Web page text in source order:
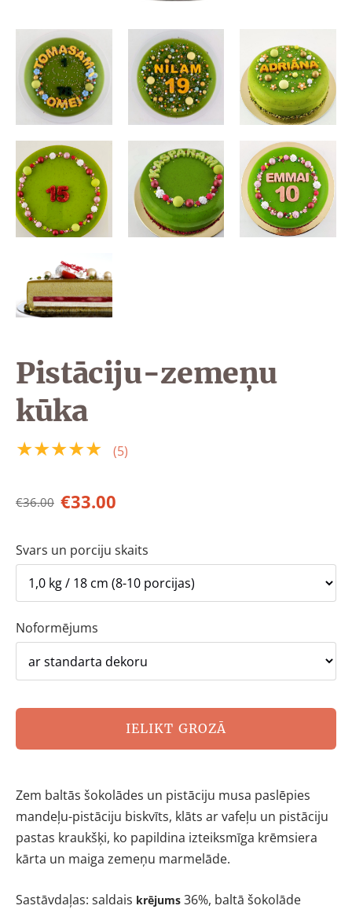
Pistāciju-zemeņu
kūka
★★★★★ (5)
€36.00 €33.00
Svars un porciju skaits
Noformējums
IELIKT GROZĀ
Zem baltās šokolādes un pistāciju musa paslēpies
mandeļu-pistāciju biskvīts, klāts ar vafeļu un pistāciju
pastas kraukšķi, ko papildina izteiksmīga krēmsiera
kārta un maiga zemeņu marmelāde.
Sastāvdaļas: saldais krējums 36%, baltā šokolāde